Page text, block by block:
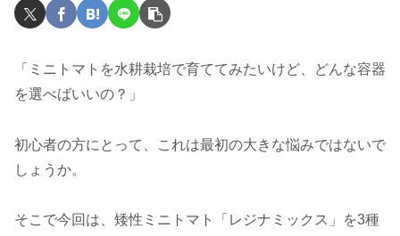
「ミニトマトを水耕栽培で育ててみたいけど、どんな容器
を選べばいいの？」
初心者の方にとって、これは最初の大きな悩みではないで
しょうか。
そこで今回は、矮性ミニトマト「レジナミックス」を3種